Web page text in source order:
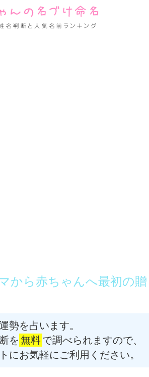
から赤ちゃんへ最初の贈
勢を占います。
を 無料で調べられますので、
にお気軽にご利用ください。